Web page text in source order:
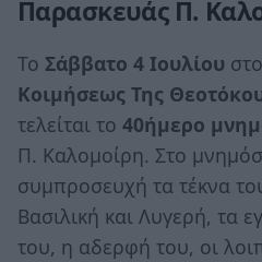
Παρασκευάς Π.
Το Σάββατο 4 Ιουλίου
Κοιμήσεως Της
τελείται το 40ήμερο
Π. Καλομοίρη. Στο
συμπροσευχή τα τέκνα
Βασιλική και Λυγερή, τα
του, η αδερφή του, οι